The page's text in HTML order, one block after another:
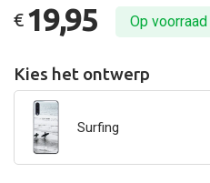
€ 19,95 Op voorraad
Kies het ontwerp
Surfing